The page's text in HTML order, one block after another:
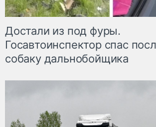
Достали из под фуры.
Госавтоинспектор спас
собаку дальнобойщика